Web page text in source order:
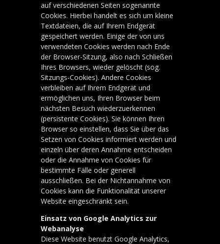
auf verschiedenen Seiten sogenannte
Cookies. Hierbei handelt es sich um kleine
Textdateien, die auf Ihrem Endgerät
gespeichert werden. Einige der von uns
verwendeten Cookies werden nach Ende
der Browser-Sitzung, also nach Schließen
Ihres Browsers, wieder gelöscht (sog.
Sitzungs-Cookies). Andere Cookies
verbleiben auf Ihrem Endgerät und
ermöglichen uns, Ihren Browser beim
nächsten Besuch wiederzuerkennen
(persistente Cookies). Sie können Ihren
Browser so einstellen, dass Sie über das
Setzen von Cookies informiert werden und
einzeln über deren Annahme entscheiden
oder die Annahme von Cookies für
bestimmte Fälle oder generell
ausschließen. Bei der Nichtannahme von
Cookies kann die Funktionalität unserer
Website eingeschränkt sein.
Einsatz von Google Analytics zur
Webanalyse
Diese Website benutzt Google Analytics,